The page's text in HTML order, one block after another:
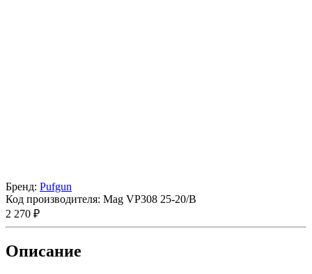
Бренд: Pufgun
Код производителя: Mag VP308 25-20/B
2 270 ₽
Описание